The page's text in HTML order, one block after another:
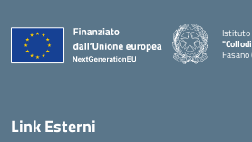
Istituto
Fasano
Link Esterni